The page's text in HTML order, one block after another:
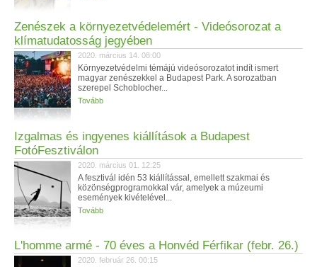
Zenészek a környezetvédelemért - Videósorozat a
klímatudatosság jegyében
2020. március 14. 08:00
Környezetvédelmi témájú videósorozatot indít ismert
magyar zenészekkel a Budapest Park. A sorozatban
szerepel Schoblocher...
Tovább
Izgalmas és ingyenes kiállítások a Budapest
FotóFesztiválon
2020. március 01. 12:25
A fesztivál idén 53 kiállítással, emellett szakmai és
közönségprogramokkal vár, amelyek a múzeumi
események kivételével...
Tovább
L'homme armé - 70 éves a Honvéd Férfikar (febr. 26.)
2020. február 26. 00:15